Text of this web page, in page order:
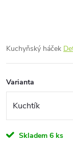
Kuchyňský háček
Varianta
Skladem 6 ks